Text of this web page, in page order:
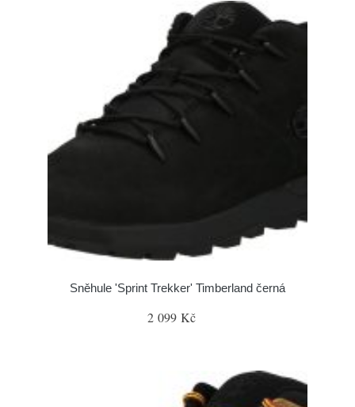
Sněhule 'Sprint Trekker' Timberland černá
2 099 Kč